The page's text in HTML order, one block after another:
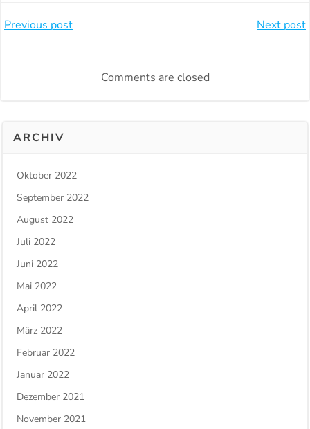
Beitragsnavigation
Previous post Next post
Comments are closed
ARCHIV
Oktober 2022
September 2022
August 2022
Juli 2022
Juni 2022
Mai 2022
April 2022
März 2022
Februar 2022
Januar 2022
Dezember 2021
November 2021